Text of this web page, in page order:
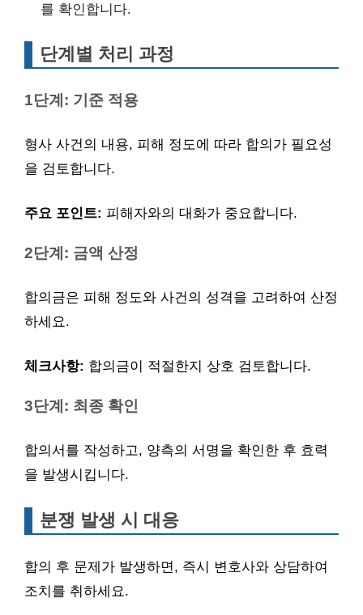
를 확인합니다.
단계별 처리 과정
1단계: 기준 적용
형사 사건의 내용, 피해 정도에 따라 합의가 필요성
을 검토합니다.
주요 포인트: 피해자와의 대화가 중요합니다.
2단계: 금액 산정
합의금은 피해 정도와 사건의 성격을 고려하여 산정
하세요.
체크사항: 합의금이 적절한지 상호 검토합니다.
3단계: 최종 확인
합의서를 작성하고, 양측의 서명을 확인한 후 효력
을 발생시킵니다.
분쟁 발생 시 대응
합의 후 문제가 발생하면, 즉시 변호사와 상담하여
조치를 취하세요.